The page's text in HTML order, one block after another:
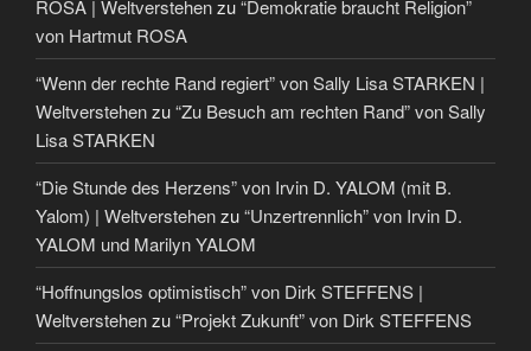
ROSA | Weltverstehenzu“Demokratie braucht Religion”
von Hartmut ROSA
“Wenn der rechte Rand regiert” von Sally Lisa STARKEN |
Weltverstehenzu“Zu Besuch am rechten Rand” von Sally
Lisa STARKEN
“Die Stunde des Herzens” von Irvin D. YALOM (mit B.
Yalom) | Weltverstehenzu“Unzertrennlich” von Irvin D.
YALOM und Marilyn YALOM
“Hoffnungslos optimistisch” von Dirk STEFFENS |
Weltverstehenzu“Projekt Zukunft” von Dirk STEFFENS